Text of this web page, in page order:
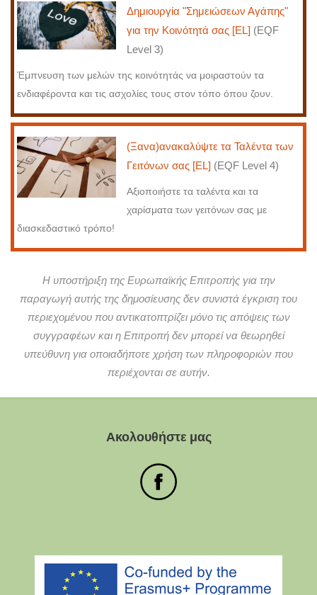
Δημιουργία "Σημειώσεων Αγάπης"
για την Κοινότητά σας [EL] (EQF
Level 3)
Έμπνευση των μελών της κοινότητάς να μοιραστούν τα
ενδιαφέροντα και τις ασχολίες τους στον τόπο όπου ζουν.
(Ξανα)ανακαλύψτε τα Ταλέντα των
Γειτόνων σας [EL] (EQF Level 4)
Αξιοποιήστε τα ταλέντα και τα
χαρίσματα των γειτόνων σας με
διασκεδαστικό τρόπο!
Η υποστήριξη της Ευρωπαϊκής Επιτροπής για την
παραγωγή αυτής της δημοσίευσης δεν συνιστά έγκριση του
περιεχομένου που αντικατοπτρίζει μόνο τις απόψεις των
συγγραφέων και η Επιτροπή δεν μπορεί να θεωρηθεί
υπεύθυνη για οποιαδήποτε χρήση των πληροφοριών που
περιέχονται σε αυτήν.
Ακολουθήστε μας